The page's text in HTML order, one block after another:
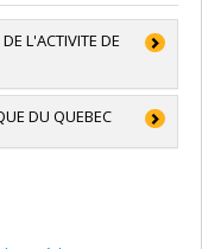
L'ACTIVITE DE
de recherches en
de groupe
DU QUEBEC